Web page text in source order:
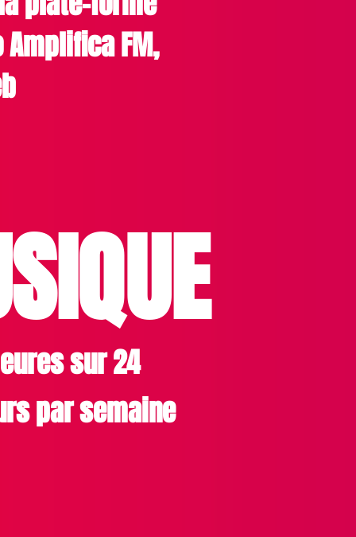
FM,
sur 24
par semaine